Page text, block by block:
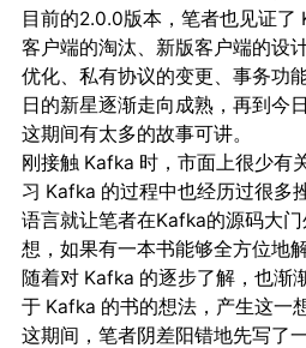
目前的2.0.0版本，笔者也见证了
客户端的淘汰、新版客户端的设
优化、私有协议的变更、事务功
日的新星逐渐走向成熟，再到今
这期间有太多的故事可讲。
刚接触 Kafka 时，市面上很少有
习 Kafka 的过程中也经历过很多
语言就让笔者在Kafka的源码大
想，如果有一本书能够全方位地
随着对 Kafka 的逐步了解，也渐
于 Kafka 的书的想法，产生这一
这期间，笔者阴差阳错地先写了